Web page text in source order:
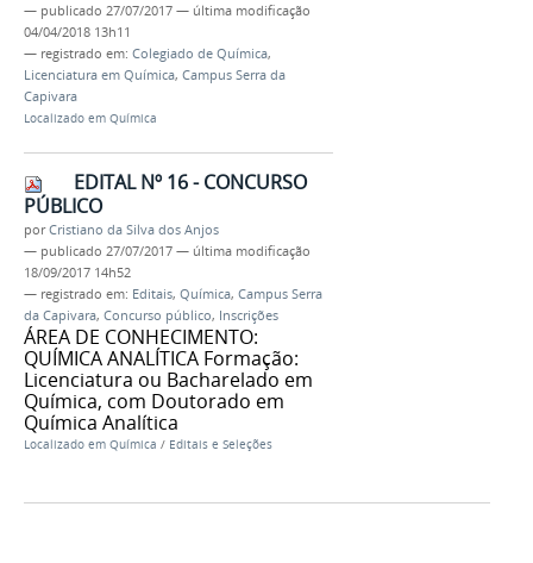
— publicado 27/07/2017 — última modificação
04/04/2018 13h11
— registrado em: Colegiado de Química,
Licenciatura em Química, Campus Serra da
Capivara
Localizado em Química
EDITAL Nº 16 - CONCURSO
PÚBLICO
porCristiano da Silva dos Anjos
— publicado 27/07/2017 — última modificação
18/09/2017 14h52
— registrado em: Editais, Química, Campus Serra
da Capivara, Concurso público, Inscrições
ÁREA DE CONHECIMENTO:
QUÍMICA ANALÍTICA Formação:
Licenciatura ou Bacharelado em
Química, com Doutorado em
Química Analítica
Localizado em Química / Editais e Seleções